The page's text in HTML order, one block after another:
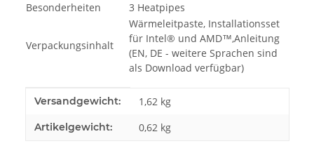
Besonderheiten
3 Heatpipes
Verpackungsinhalt
Wärmeleitpaste, Installationsset
für Intel® und AMD™,Anleitung
(EN, DE - weitere Sprachen sind
als Download verfügbar)
Produkteigenschaft
Wert
Versandgewicht: 1,62 kg
Artikelgewicht: 0,62 kg